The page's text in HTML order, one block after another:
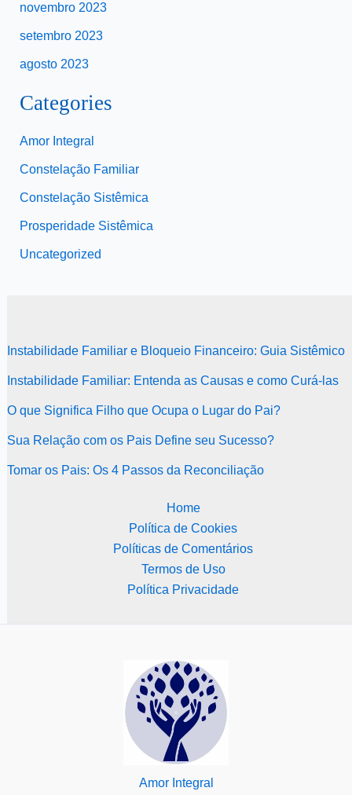
novembro 2023
setembro 2023
agosto 2023
Categories
Amor Integral
Constelação Familiar
Constelação Sistêmica
Prosperidade Sistêmica
Uncategorized
Instabilidade Familiar e Bloqueio Financeiro: Guia Sistêmico
Instabilidade Familiar: Entenda as Causas e como Curá-las
O que Significa Filho que Ocupa o Lugar do Pai?
Sua Relação com os Pais Define seu Sucesso?
Tomar os Pais: Os 4 Passos da Reconciliação
Home
Política de Cookies
Políticas de Comentários
Termos de Uso
Política Privacidade
Amor Integral